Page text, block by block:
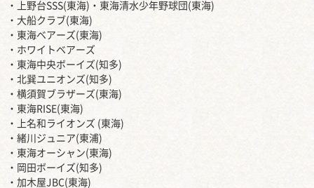
・上野台SSS(東海)・東海清水少年野球団(東海)
・大船クラブ(東海)
・東海ベアーズ(東海)
・ホワイトベアーズ
・東海中央ボーイズ(知多)
・北巽ユニオンズ(知多)
・横須賀ブラザーズ(東海)
・東海RISE(東海)
・上名和ライオンズ (東海)
・緒川ジュニア(東浦)
・東海オーシャン(東海)
・岡田ボーイズ(知多)
・加木屋JBC(東海)